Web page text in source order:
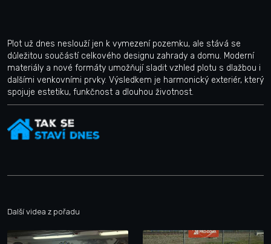
Plot už dnes neslouží jen k vymezení pozemku, ale stává se
důležitou součástí celkového designu zahrady a domu. Moderní
materiály a nové formáty umožňují sladit vzhled plotu s dlažbou i
dalšími venkovními prvky. Výsledkem je harmonický exteriér, který
spojuje estetiku, funkčnost a dlouhou životnost.
Další videa z pořadu